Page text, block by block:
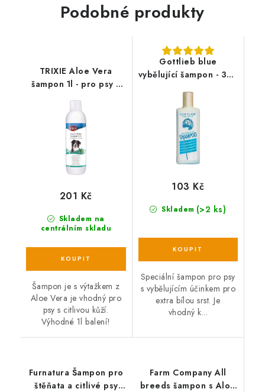
Podobné produkty
TRIXIE Aloe Vera
šampon 1l - pro psy s
citlivou kůží
Skladem na
centrálním skladu
201 Kč
Šampon je s výtažkem z
Aloe Vera je vhodný pro
psy s citlivou kůží.
Výhodné 1l balení!
Gottlieb blue
vybělující šampon - 300
Skladem (>2 ks)
103 Kč
Speciální šampon pro psy
s vybělujícím účinkem pro
extra bílou srst. Je
vhodný k...
Furnatura Šampon pro
štěňata a citlivé psy
Farm Company All
breeds šampon s Aloe